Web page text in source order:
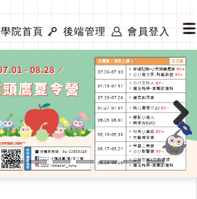
學院首頁 後端管理 會員登入
Next